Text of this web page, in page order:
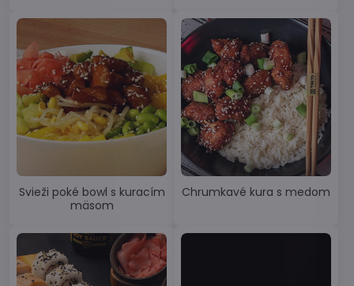
Svieži poké bowl s kuracím
mäsom
Chrumkavé kura s medom